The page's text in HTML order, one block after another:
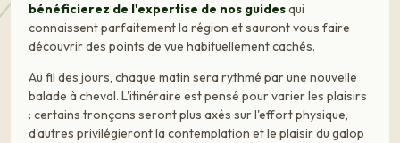
bénéficierez de l'expertise de nos guidesqui
connaissent parfaitement la région et sauront vous faire
découvrir des points de vue habituellement cachés.
Au fil des jours, chaque matin sera rythmé par une nouvelle
balade à cheval. L'itinéraire est pensé pour varier les plaisirs
: certains tronçons seront plus axés sur l'effort physique,
d'autres privilégieront la contemplation et le plaisir du galop